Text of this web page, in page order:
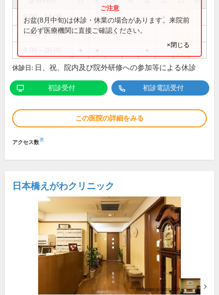
9:00～14:00
9:00～17:00 ● ●
お盆(8月中旬)は休診・休業の場合があります。来院前
に必ず医療機関に直接ご確認ください。
×閉じる
休診日: 日、祝、院内及び院外研修への参加等による休診
初診受付 初診電話受付
この医院の詳細をみる
アクセス数※
日本橋えがわクリニック